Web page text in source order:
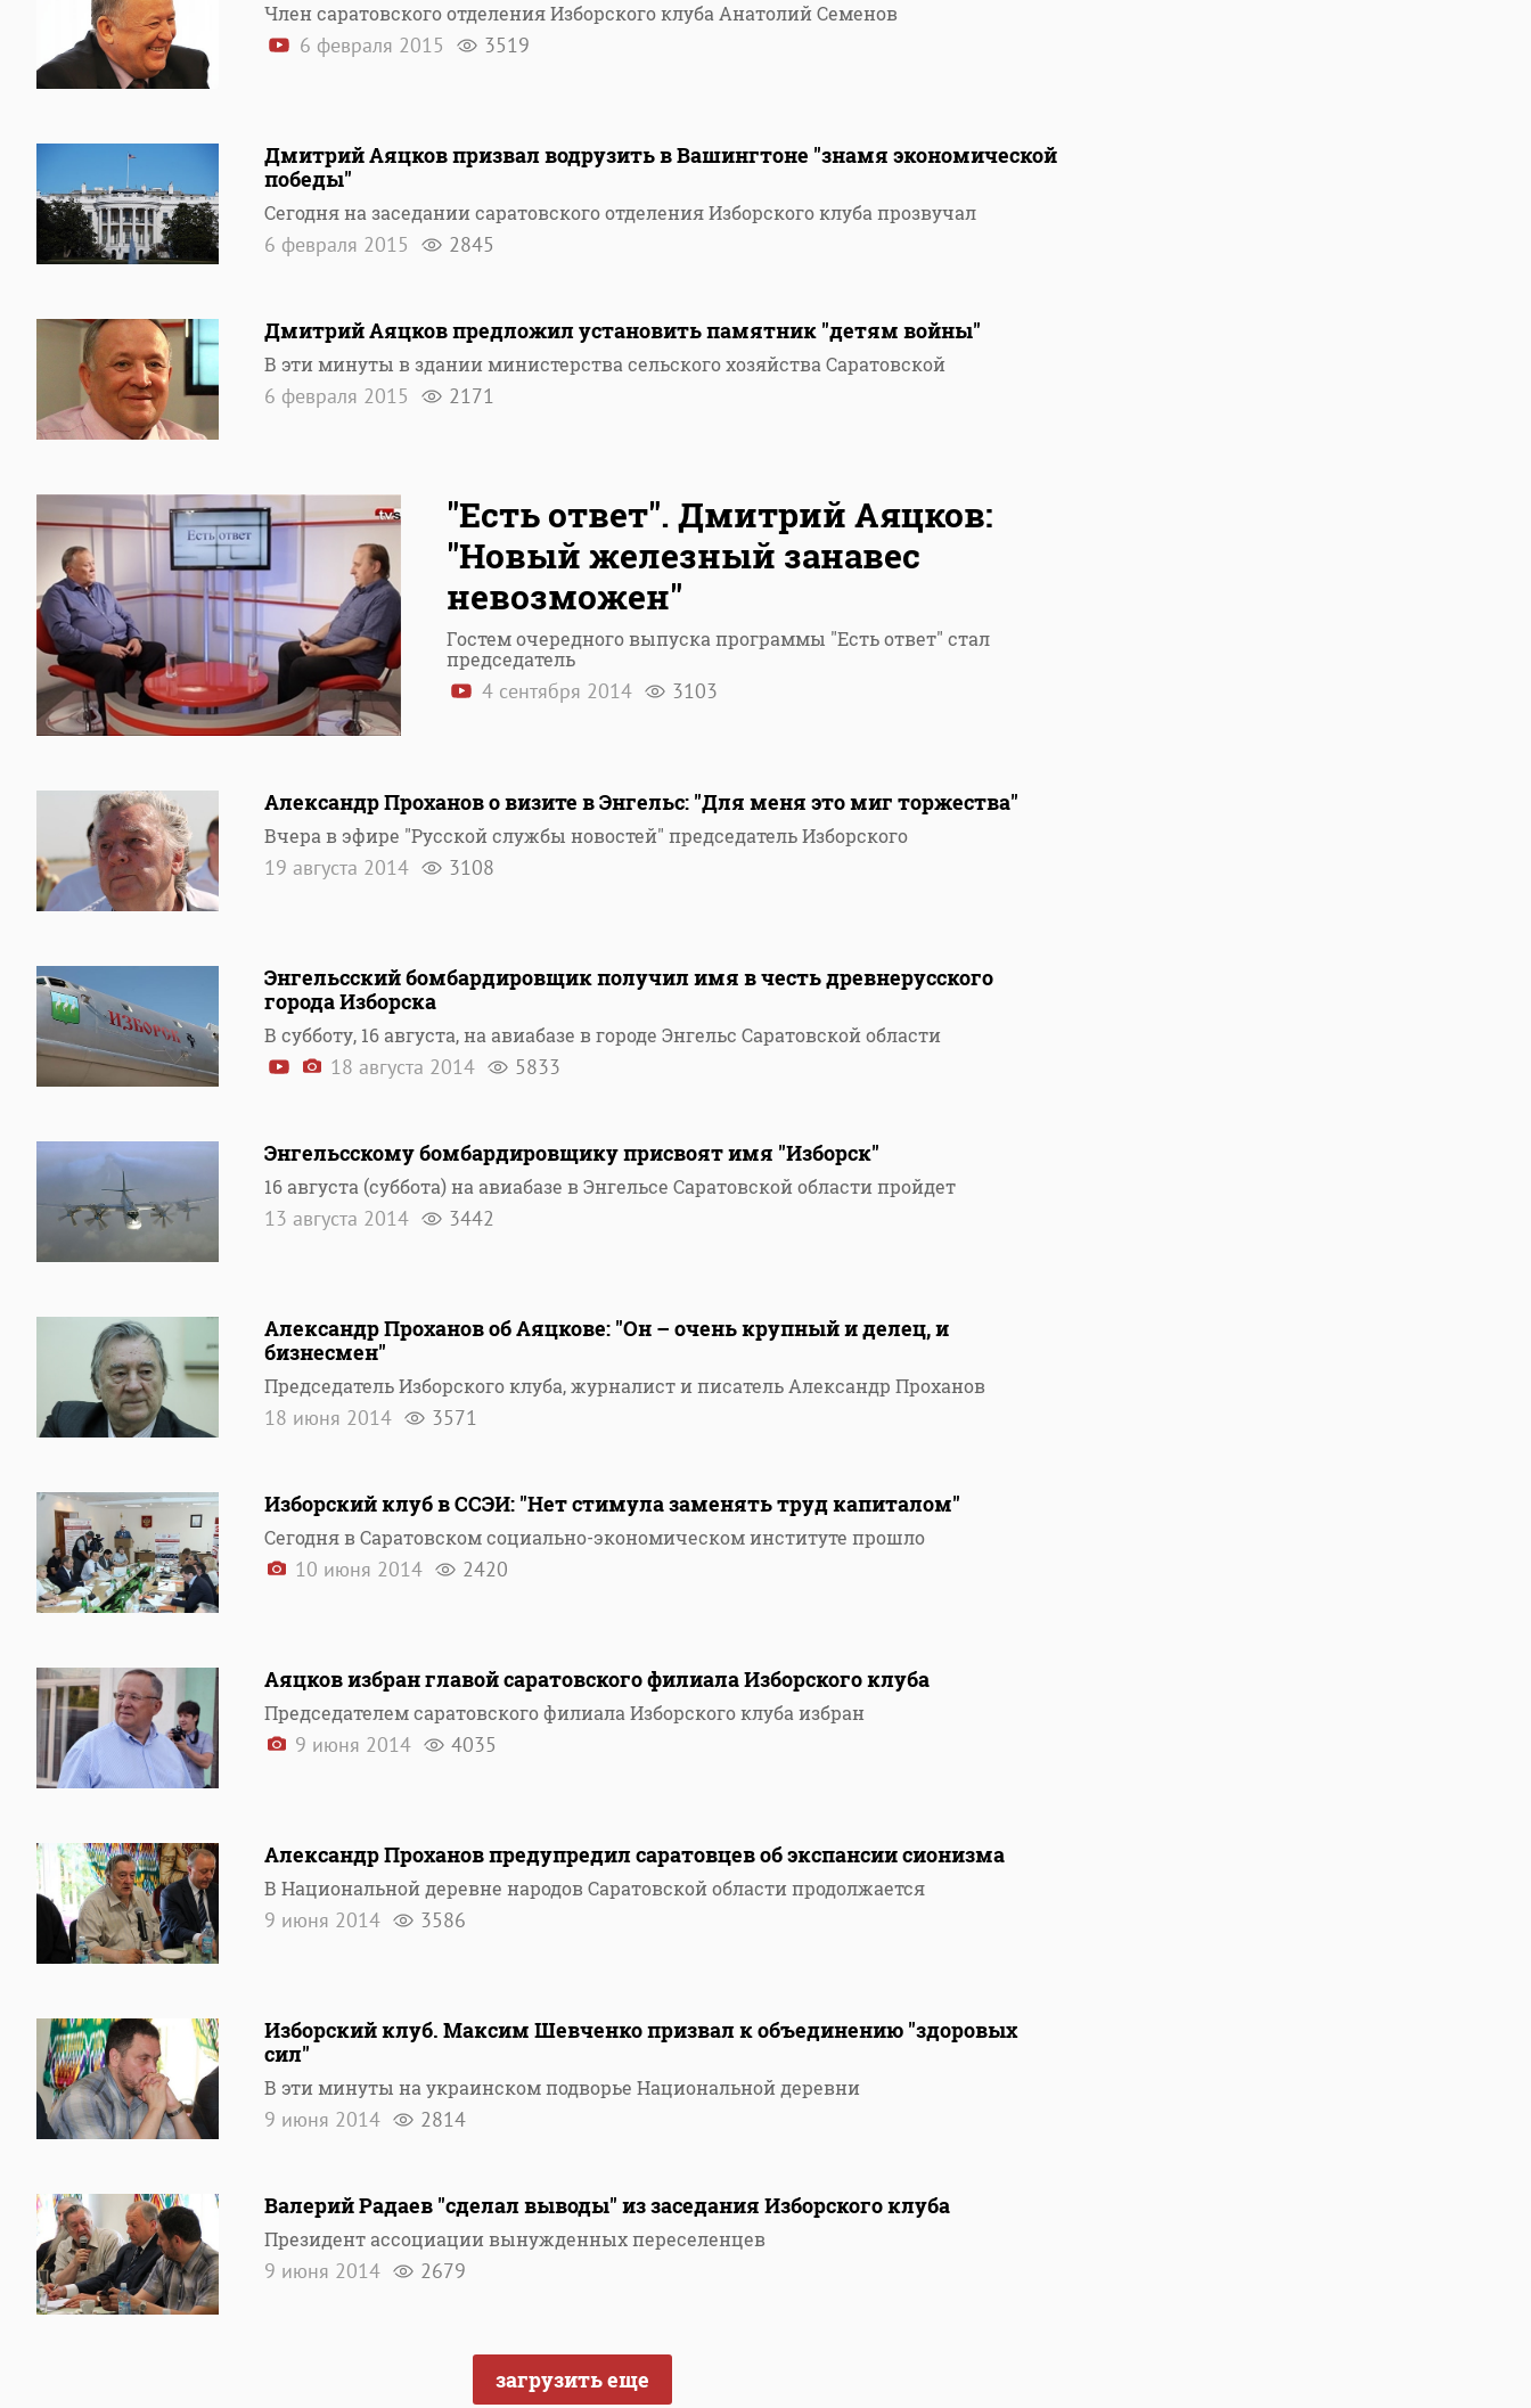
Член саратовского отделения Изборского клуба Анатолий Семенов
6 февраля 2015 3519
Дмитрий Аяцков призвал водрузить в Вашингтоне "знамя экономической
победы"
Сегодня на заседании саратовского отделения Изборского клуба прозвучал
6 февраля 2015 2845
Дмитрий Аяцков предложил установить памятник "детям войны"
В эти минуты в здании министерства сельского хозяйства Саратовской
6 февраля 2015 2171
"Есть ответ". Дмитрий Аяцков:
"Новый железный занавес
невозможен"
Гостем очередного выпуска программы "Есть ответ" стал
председатель
4 сентября 2014 3103
Александр Проханов о визите в Энгельс: "Для меня это миг торжества"
Вчера в эфире "Русской службы новостей" председатель Изборского
19 августа 2014 3108
Энгельсский бомбардировщик получил имя в честь древнерусского
города Изборска
В субботу, 16 августа, на авиабазе в городе Энгельс Саратовской области
18 августа 2014 5833
Энгельсскому бомбардировщику присвоят имя "Изборск"
16 августа (суббота) на авиабазе в Энгельсе Саратовской области пройдет
13 августа 2014 3442
Александр Проханов об Аяцкове: "Он – очень крупный и делец, и
бизнесмен"
Председатель Изборского клуба, журналист и писатель Александр Проханов
18 июня 2014 3571
Изборский клуб в ССЭИ: "Нет стимула заменять труд капиталом"
Сегодня в Саратовском социально-экономическом институте прошло
10 июня 2014 2420
Аяцков избран главой саратовского филиала Изборского клуба
Председателем саратовского филиала Изборского клуба избран
9 июня 2014 4035
Александр Проханов предупредил саратовцев об экспансии сионизма
В Национальной деревне народов Саратовской области продолжается
9 июня 2014 3586
Изборский клуб. Максим Шевченко призвал к объединению "здоровых
сил"
В эти минуты на украинском подворье Национальной деревни
9 июня 2014 2814
Валерий Радаев "сделал выводы" из заседания Изборского клуба
Президент ассоциации вынужденных переселенцев
9 июня 2014 2679
загрузить еще